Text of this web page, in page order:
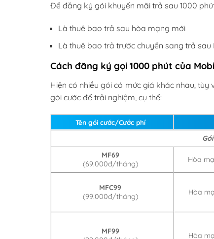
Để đăng ký gói khuyến mãi trả sau 1000
Là thuê bao trả sau hòa mạng mới
Là thuê bao trả trước chuyển sang trả sau
Cách đăng ký gọi 1000 phút của
Hiện có nhiều gói có mức giá khác nhau,
gói cước để trải nghiệm, cụ thể:
Tên gói cước/Cước phí
MF69
(69.000đ/tháng)
Hòa
MFC99
(99.000đ/tháng)
Hòa
MF99
Hòa